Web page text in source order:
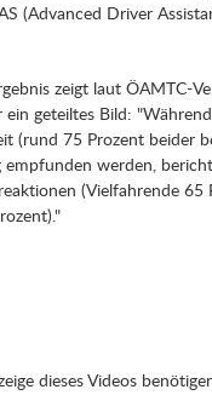
(Advanced Driver
zeigt laut ÖAMTC-
ein geteiltes Bild:
(rund 75 Prozent beider
werden,
(Vielfahrende 65
dieses Videos